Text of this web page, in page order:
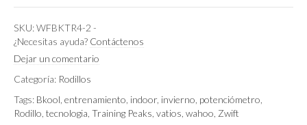
Peso
SKU:WFBKTR4-2 -
¿Necesitas ayuda? Contáctenos
Dejar un comentario
Categoría: Rodillos
Tags: Bkool, entrenamiento, indoor, invierno, potenciómetro,
Rodillo, tecnologia, Training Peaks, vatios, wahoo, Zwift